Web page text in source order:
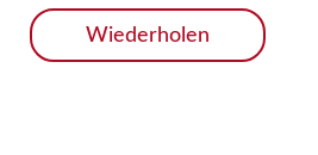
Wiederholen